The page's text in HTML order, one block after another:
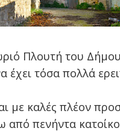
Πλουτή του
έχει τόσα πολλά
με καλές πλέον
από πενήντα